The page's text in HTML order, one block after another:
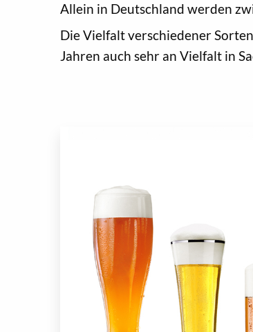
Allein in Deutschland werden
Die Vielfalt verschiedener
Jahren auch sehr an Vielfalt in